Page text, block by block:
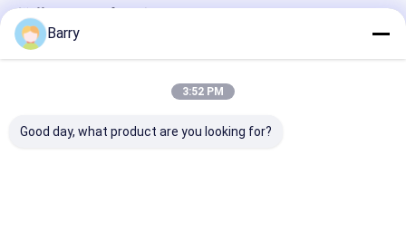
推薦されたプロダクト
Barry
3:52 PM
Good day, what product are you looking for?